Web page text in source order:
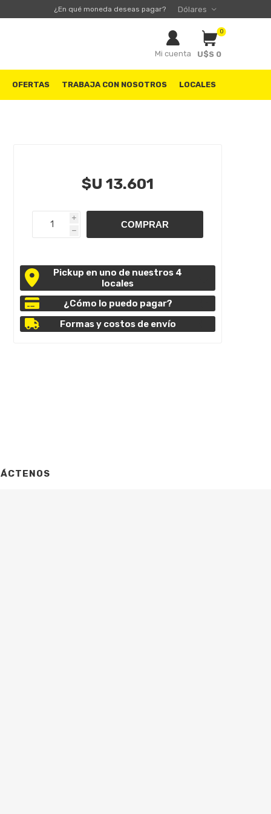
¿En qué moneda deseas pagar?
Mi cuenta
0
U$S 0
OFERTAS TRABAJA CON NOSOTROS LOCALES
$U 13.601
i
h
Pickup en uno de nuestros 4
locales
¿Cómo lo puedo pagar?
Formas y costos de envío